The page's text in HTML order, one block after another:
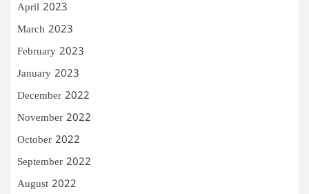
April 2023
March 2023
February 2023
January 2023
December 2022
November 2022
October 2022
September 2022
August 2022